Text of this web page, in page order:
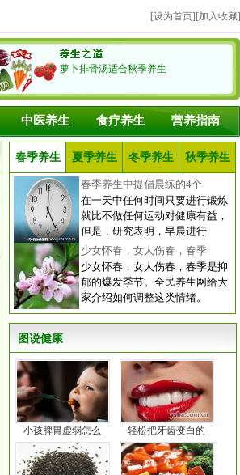
[设为首页][加入收藏]
萝卜排骨汤适合秋季养生
中医养生 食疗养生 营养指南
春季养生 夏季养生 冬季养生 秋季养生
春季养生中提倡晨练的4个
在一天中任何时间只要进行锻炼
就比不做任何运动对健康有益，
但是，研究表明，早晨进行
少女怀春，女人伤春，春季
少女怀春，女人伤春，春季是抑
郁的爆发季节。全民养生网给大
家介绍如何调整这类情绪。
图说健康
小孩脾胃虚弱怎么 轻松把牙齿变白的